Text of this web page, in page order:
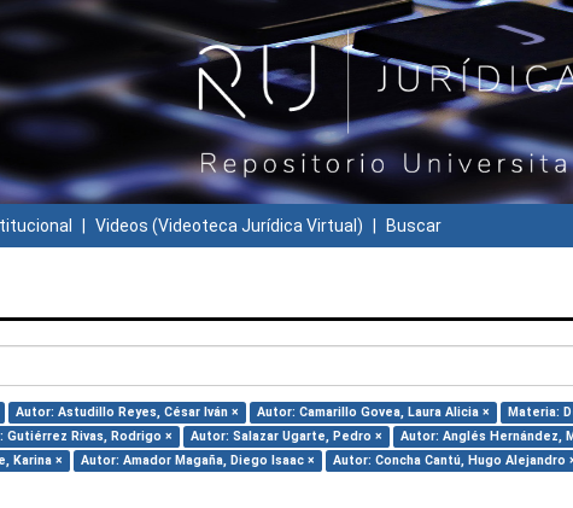
Videos (Videoteca Jurídica Virtual) Buscar
Autor: Astudillo Reyes, César Iván × Autor: Camarillo Govea, Laura Alicia ×
Materia:
Gutiérrez Rivas, Rodrigo × Autor: Salazar Ugarte, Pedro ×
Autor: Anglés Hernández,
Karina × Autor: Amador Magaña, Diego Isaac ×
Autor: Concha Cantú, Hugo Alejandro